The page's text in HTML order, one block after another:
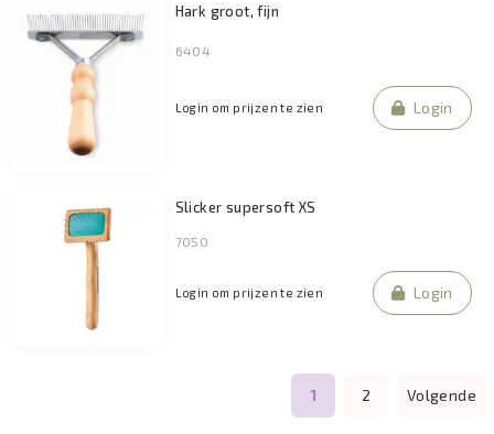
Hark groot, fijn
6404
Login om prijzen te zien Login
Slicker supersoft XS
7050
Login om prijzen te zien Login
1 2 Volgende